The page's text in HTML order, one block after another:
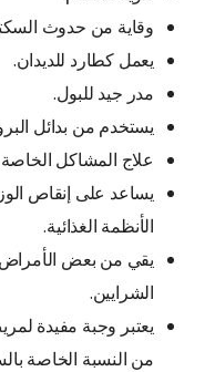
وقاية من حدوث
يعمل كطارد للديدان.
مدر جيد للبول.
يستخدم من بدائل
علاج المشاكل الخاصة
يساعد على إنقاص
الأنظمة الغذائية.
يقي من بعض
الشرايين.
يعتبر وجبة مفيدة
من النسبة الخاصة